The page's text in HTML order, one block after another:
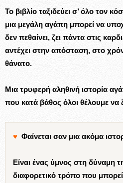
Το βιβλίο ταξιδεύει σ’ όλο τον
μια μεγάλη αγάπη μπορεί να
δεν πεθαίνει, ζει πάντα στις
αντέχει στην απόσταση, στο
θάνατο.
Μια τρυφερή αληθινή ιστορία
που κατά βάθος όλοι θέλουμε να
♥ Φαίνεται σαν μια ακόμα
Είναι ένας ύμνος στη δύναμη
διαφορετικό τρόπο που